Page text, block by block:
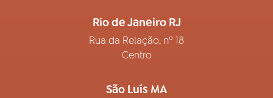
Rio de Janeiro RJ
Rua da Relação, nº 18
Centro
São Luís MA